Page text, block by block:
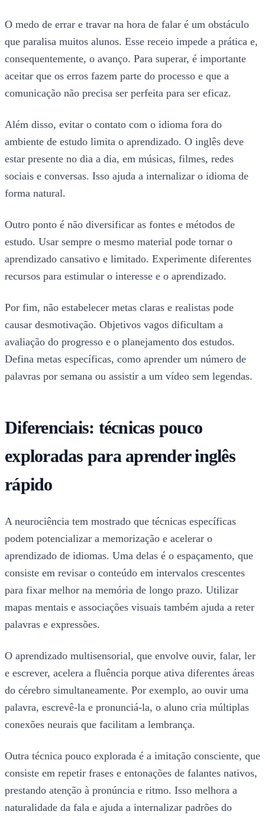
O medo de errar e travar na hora de falar é um obstáculo
que paralisa muitos alunos. Esse receio impede a prática e,
consequentemente, o avanço. Para superar, é importante
aceitar que os erros fazem parte do processo e que a
comunicação não precisa ser perfeita para ser eficaz.
Além disso, evitar o contato com o idioma fora do
ambiente de estudo limita o aprendizado. O inglês deve
estar presente no dia a dia, em músicas, filmes, redes
sociais e conversas. Isso ajuda a internalizar o idioma de
forma natural.
Outro ponto é não diversificar as fontes e métodos de
estudo. Usar sempre o mesmo material pode tornar o
aprendizado cansativo e limitado. Experimente diferentes
recursos para estimular o interesse e o aprendizado.
Por fim, não estabelecer metas claras e realistas pode
causar desmotivação. Objetivos vagos dificultam a
avaliação do progresso e o planejamento dos estudos.
Defina metas específicas, como aprender um número de
palavras por semana ou assistir a um vídeo sem legendas.
Diferenciais: técnicas pouco
exploradas para aprender inglês
rápido
A neurociência tem mostrado que técnicas específicas
podem potencializar a memorização e acelerar o
aprendizado de idiomas. Uma delas é o espaçamento, que
consiste em revisar o conteúdo em intervalos crescentes
para fixar melhor na memória de longo prazo. Utilizar
mapas mentais e associações visuais também ajuda a reter
palavras e expressões.
O aprendizado multisensorial, que envolve ouvir, falar, ler
e escrever, acelera a fluência porque ativa diferentes áreas
do cérebro simultaneamente. Por exemplo, ao ouvir uma
palavra, escrevê-la e pronunciá-la, o aluno cria múltiplas
conexões neurais que facilitam a lembrança.
Outra técnica pouco explorada é a imitação consciente, que
consiste em repetir frases e entonações de falantes nativos,
prestando atenção à pronúncia e ritmo. Isso melhora a
naturalidade da fala e ajuda a internalizar padrões do